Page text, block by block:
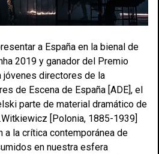
a España en la bienal de
2019 y ganador del Premio
directores de la
de Escena de España [ADE], el
parte de material dramático de
[Polonia, 1885-1939]
a la crítica contemporánea de
en nuestra esfera